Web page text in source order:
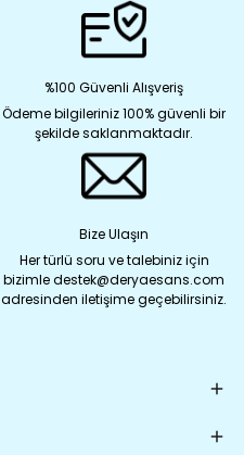
%100 Güvenli Alışveriş
Ödeme bilgileriniz 100% güvenli bir
şekilde saklanmaktadır.
Bize Ulaşın
Her türlü soru ve talebiniz için
bizimle destek@deryaesans.com
adresinden iletişime geçebilirsiniz.